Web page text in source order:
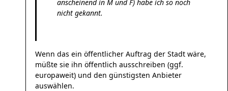
anscheinend in M und F) habe ich so noch
nicht gekannt.
Wenn das ein öffentlicher Auftrag der Stadt wäre,
müßte sie ihn öffentlich ausschreiben (ggf.
europaweit) und den günstigsten Anbieter
auswählen.